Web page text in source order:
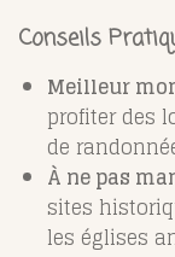
Conseils
Meilleur
profiter des
de
À ne pas
sites
les églises